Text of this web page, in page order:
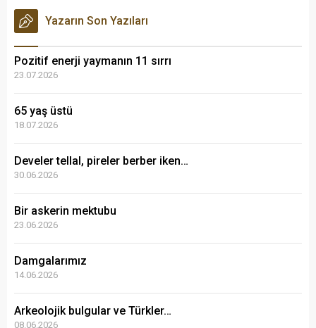
Yazarın Son Yazıları
Pozitif enerji yaymanın 11 sırrı
23.07.2026
65 yaş üstü
18.07.2026
Develer tellal, pireler berber iken…
30.06.2026
Bir askerin mektubu
23.06.2026
Damgalarımız
14.06.2026
Arkeolojik bulgular ve Türkler…
08.06.2026